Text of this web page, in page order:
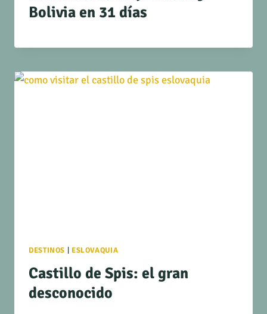
Bolivia en 31 días
DESTINOS | ESLOVAQUIA
Castillo de Spis: el gran
desconocido